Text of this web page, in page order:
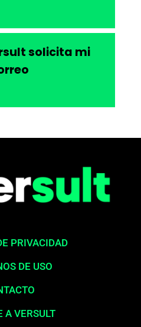
solicita mi
PRIVACIDAD
DE USO
A VERSULT